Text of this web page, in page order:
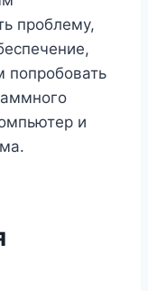
проблему,
и